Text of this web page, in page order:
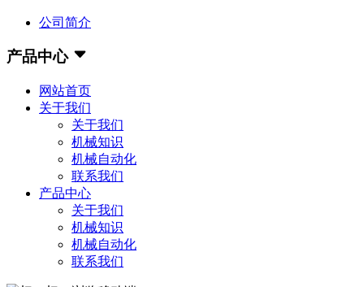
公司简介
产品中心
网站首页
关于我们
关于我们
机械知识
机械自动化
联系我们
产品中心
关于我们
机械知识
机械自动化
联系我们